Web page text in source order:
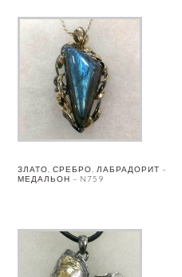
ЗЛАТО, СРЕБРО, ЛАБРАДОРИТ –
МЕДАЛЬОН – N759